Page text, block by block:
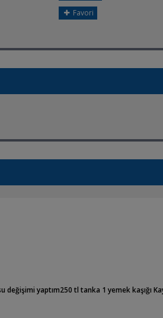
Favori
değişimi yaptım250 tl tanka 1 yemek kaşığı